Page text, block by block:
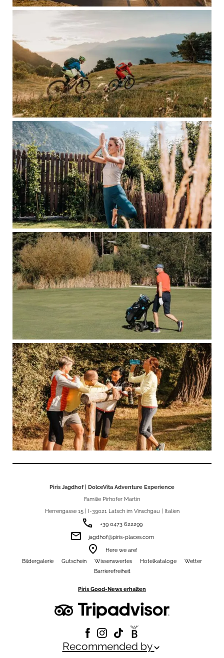
Piris Jagdhof | DolceVita Adventure Experience
Familie Pirhofer Martin
Herrengasse 15 | I-39021 Latsch im Vinschgau | Italien
phone +39 0473 622299
email jagdhof@piris-places.com
room Here we are!
Recommended bykeyboard_arrow_down
Bildergalerie Gutschein Wissenswertes Hotelkataloge
Wetter
Barrierefreiheit
Piris Good-News erhalten